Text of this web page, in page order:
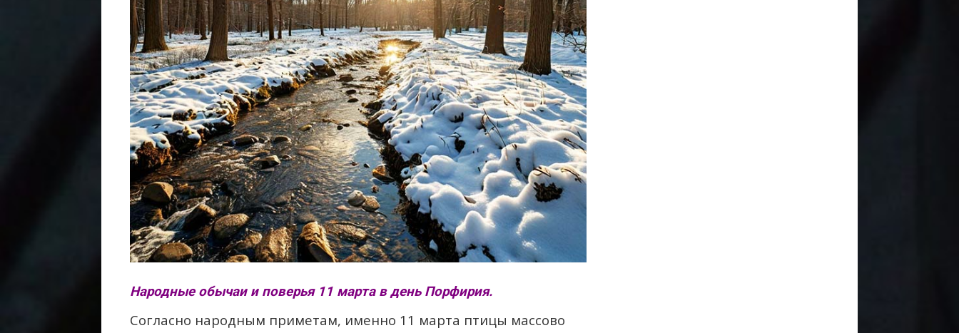
Народные обычаи и поверья 11 марта в день Порфирия.
Согласно народным приметам, именно 11 марта птицы массово